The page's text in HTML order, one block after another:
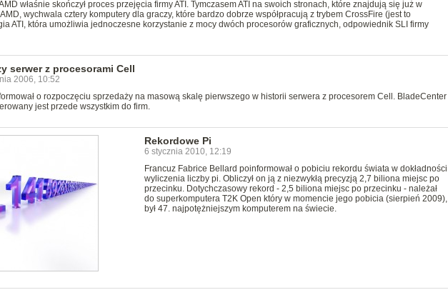
właśnie skończył proces przejęcia firmy ATI. Tymczasem ATI na swoich stronach, które znajdują się już w
wychwala cztery komputery dla graczy, które bardzo dobrze współpracują z trybem CrossFire (jest to
ATI, która umożliwia jednoczesne korzystanie z mocy dwóch procesorów graficznych, odpowiednik SLI firmy
serwer z procesorami Cell
2006, 10:52
o rozpoczęciu sprzedaży na masową skalę pierwszego w historii serwera z procesorem Cell. BladeCenter
jest przede wszystkim do firm.
Rekordowe Pi
6 stycznia 2010, 12:19
Francuz Fabrice Bellard poinformował o pobiciu rekordu świata w dokładności
wyliczenia liczby pi. Obliczył on ją z niezwykłą precyzją 2,7 biliona miejsc po
przecinku. Dotychczasowy rekord - 2,5 biliona miejsc po przecinku - należał
do superkomputera T2K Open który w momencie jego pobicia (sierpień 2009),
był 47. najpotężniejszym komputerem na świecie.